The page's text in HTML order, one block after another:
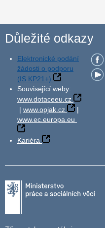
Důležité odkazy
Elektronické podání
žádosti o podporu
(IS KP21+)
Související weby:
www.dotaceeu.cz
| www.opjak.cz
|
www.ec.europa.eu
Kariéra